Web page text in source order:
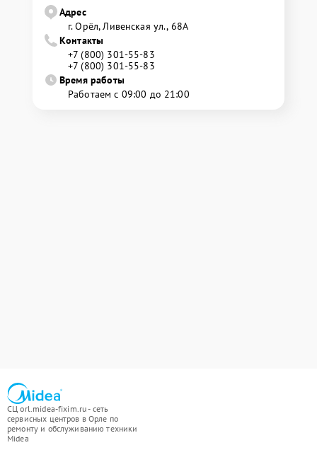
Адрес
г. Орёл, Ливенская ул., 68А
Контакты
+7 (800) 301-55-83
+7 (800) 301-55-83
Время работы
Работаем с 09:00 до 21:00
СЦ orl.midea-fixim.ru - сеть
сервисных центров в Орле по
ремонту и обслуживанию техники
Midea